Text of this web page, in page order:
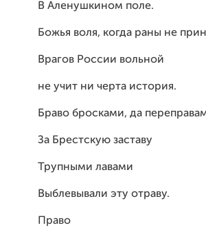
В Аленушкином поле.
Божья воля, когда раны не
Врагов России вольной
не учит ни черта история.
Браво бросками, да
За Брестскую заставу
Трупными лавами
Выблевывали эту отраву.
Право